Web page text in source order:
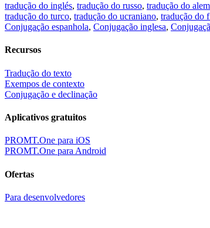
tradução do inglés, tradução do russo, tradução do
tradução do turco, tradução do ucraniano, tradução do
Conjugação espanhola, Conjugação inglesa,
Recursos
Tradução do texto
Exempos de contexto
Conjugação e declinação
Aplicativos gratuitos
PROMT.One para iOS
PROMT.One para Android
Ofertas
Para desenvolvedores